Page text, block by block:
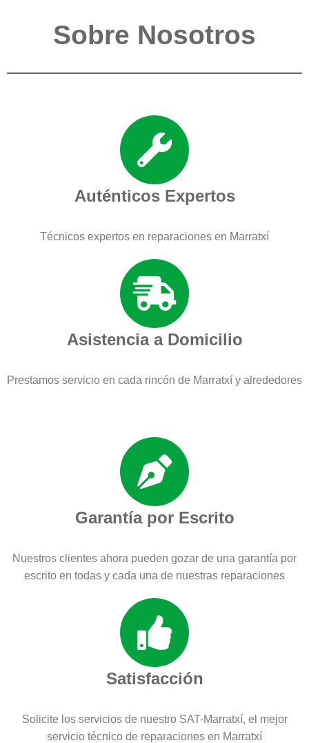
Sobre Nosotros
Auténticos Expertos
Técnicos expertos en reparaciones en Marratxí
Asistencia a Domicilio
Prestamos servicio en cada rincón de Marratxí y alrededores
Garantía por Escrito
Nuestros clientes ahora pueden gozar de una garantía por
escrito en todas y cada una de nuestras reparaciones
Satisfacción
Solicite los servicios de nuestro SAT-Marratxí, el mejor
servicio técnico de reparaciones en Marratxí